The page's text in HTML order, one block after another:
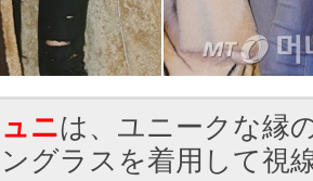
ニは、ユニークな縁
グラスを着用して視